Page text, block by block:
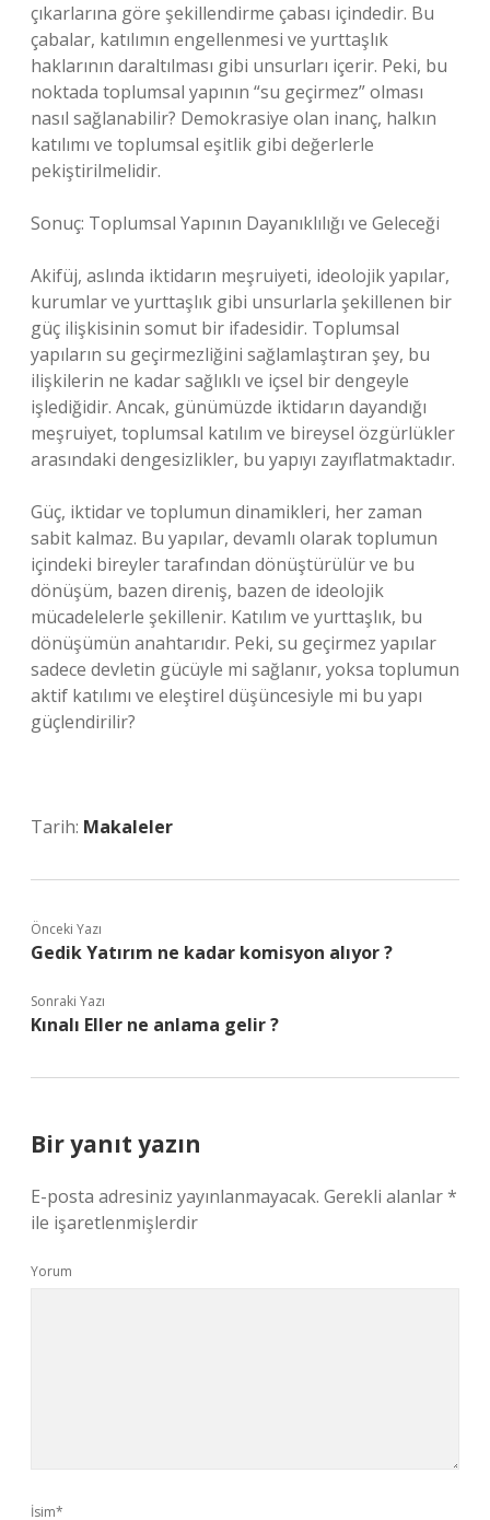
çıkarlarına göre şekillendirme çabası içindedir. Bu
çabalar, katılımın engellenmesi ve yurttaşlık
haklarının daraltılması gibi unsurları içerir. Peki, bu
noktada toplumsal yapının “su geçirmez” olması
nasıl sağlanabilir? Demokrasiye olan inanç, halkın
katılımı ve toplumsal eşitlik gibi değerlerle
pekiştirilmelidir.
Sonuç: Toplumsal Yapının Dayanıklılığı ve Geleceği
Akifüj, aslında iktidarın meşruiyeti, ideolojik yapılar,
kurumlar ve yurttaşlık gibi unsurlarla şekillenen bir
güç ilişkisinin somut bir ifadesidir. Toplumsal
yapıların su geçirmezliğini sağlamlaştıran şey, bu
ilişkilerin ne kadar sağlıklı ve içsel bir dengeyle
işlediğidir. Ancak, günümüzde iktidarın dayandığı
meşruiyet, toplumsal katılım ve bireysel özgürlükler
arasındaki dengesizlikler, bu yapıyı zayıflatmaktadır.
Güç, iktidar ve toplumun dinamikleri, her zaman
sabit kalmaz. Bu yapılar, devamlı olarak toplumun
içindeki bireyler tarafından dönüştürülür ve bu
dönüşüm, bazen direniş, bazen de ideolojik
mücadelelerle şekillenir. Katılım ve yurttaşlık, bu
dönüşümün anahtarıdır. Peki, su geçirmez yapılar
sadece devletin gücüyle mi sağlanır, yoksa toplumun
aktif katılımı ve eleştirel düşüncesiyle mi bu yapı
güçlendirilir?
Tarih: Makaleler
Önceki Yazı
Gedik Yatırım ne kadar komisyon alıyor ?
Sonraki Yazı
Kınalı Eller ne anlama gelir ?
Bir yanıt yazın
E-posta adresiniz yayınlanmayacak. Gerekli alanlar*
ile işaretlenmişlerdir
Yorum
İsim*